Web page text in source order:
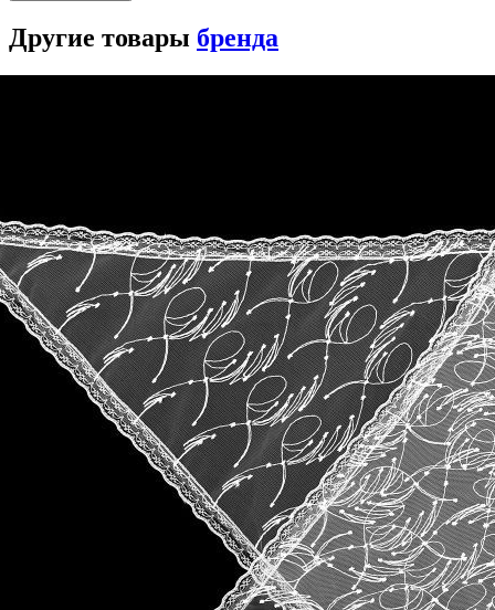
Другие товары бренда